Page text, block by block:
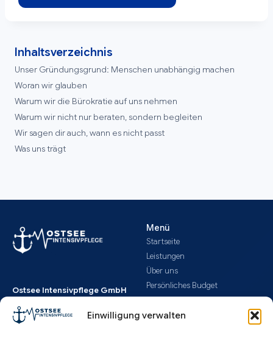
Einwilligung verwalten
Inhaltsverzeichnis
Unser Gründungsgrund: Menschen unabhängig machen
Woran wir glauben
Warum wir die Bürokratie auf uns nehmen
Warum wir nicht nur beraten, sondern begleiten
Wir sagen dir auch, wann es nicht passt
Was uns trägt
Ostsee Intensivpflege GmbH
18055 Rostock
Menü
Startseite
Leistungen
Über uns
Persönliches Budget
Ablauf & Kosten
Downloads